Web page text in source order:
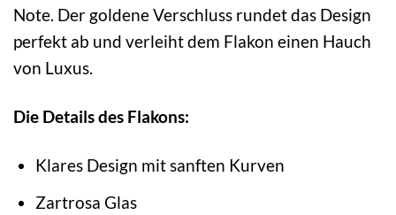
Note. Der goldene Verschluss rundet das Design
perfekt ab und verleiht dem Flakon einen Hauch
von Luxus.
Die Details des Flakons:
Klares Design mit sanften Kurven
Zartrosa Glas